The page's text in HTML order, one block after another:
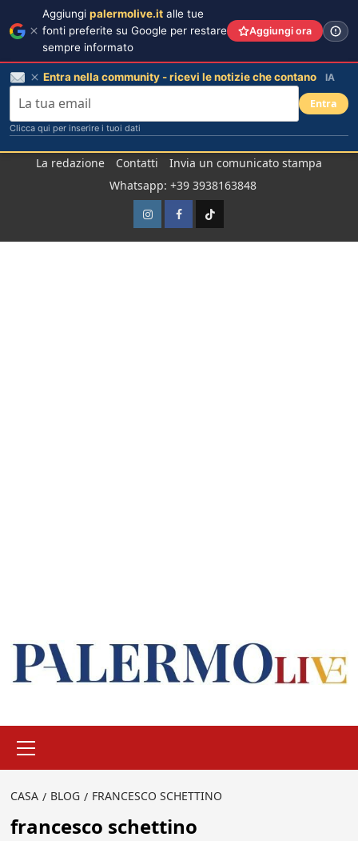
La redazione Contatti
Invia un comunicato stampa
Whatsapp: +39 3938163848
InstagramFacebook
TikTok
principale
CASA BLOG FRANCESCO SCHETTINO
francesco schettino
Aggiungi palermolive.it alle tue
fonti preferite su Google per restare
sempre informato
Aggiungi ora
Entra nella community - ricevi le notizie che contano IA
Entra
Clicca qui per inserire i tuoi dati